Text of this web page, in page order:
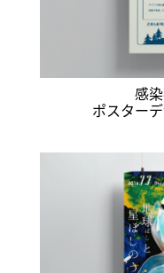
感
ポスター